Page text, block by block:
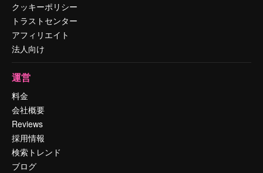
クッキーポリシー
トラストセンター
アフィリエイト
法人向け
運営
料金
会社概要
Reviews
採用情報
検索トレンド
ブログ